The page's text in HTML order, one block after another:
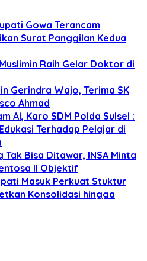
Gowa Terancam
Surat Panggilan Kedua
Raih Gelar Doktor di
Gerindra Wajo, Terima SK
Ahmad
AI, Karo SDM Polda Sulsel :
Terhadap Pelajar di
Bisa Ditawar, INSA Minta
II Objektif
Masuk Perkuat Stuktur
Konsolidasi hingga